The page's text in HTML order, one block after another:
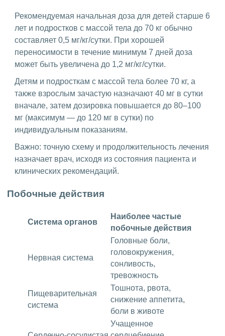
Рекомендуемая начальная доза для детей старше 6
лет и подростков с массой тела до 70 кг обычно
составляет 0,5 мг/кг/сутки. При хорошей
переносимости в течение минимум 7 дней доза
может быть увеличена до 1,2 мг/кг/сутки.
Детям и подросткам с массой тела более 70 кг, а
также взрослым зачастую назначают 40 мг в сутки
вначале, затем дозировка повышается до 80–100
мг (максимум — до 120 мг в сутки) по
индивидуальным показаниям.
Важно: точную схему и продолжительность лечения
назначает врач, исходя из состояния пациента и
клинических рекомендаций.
Побочные действия
Система органов
Наиболее частые
побочные действия
Нервная система
Головные боли,
головокружения,
сонливость,
тревожность
Пищеварительная
система
Тошнота, рвота,
снижение аппетита,
боли в животе
Учащенное